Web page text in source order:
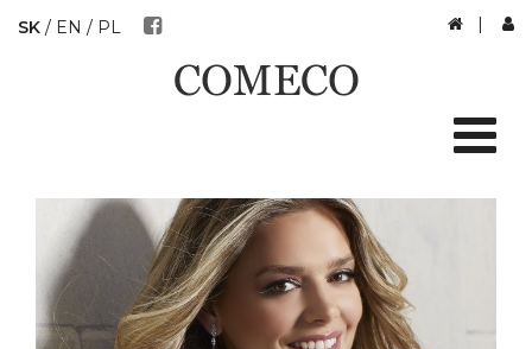
SK / EN / PL |